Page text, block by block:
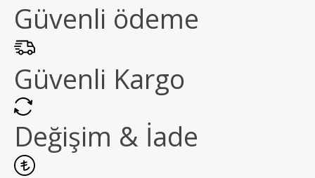
Güvenli ödeme
Güvenli Kargo
Değişim & İade